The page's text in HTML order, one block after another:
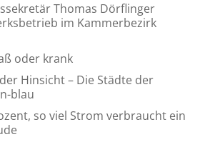
Thomas Dörflinger
im Kammerbezirk
oder krank
Hinsicht – Die Städte der
blau
so viel Strom verbraucht ein